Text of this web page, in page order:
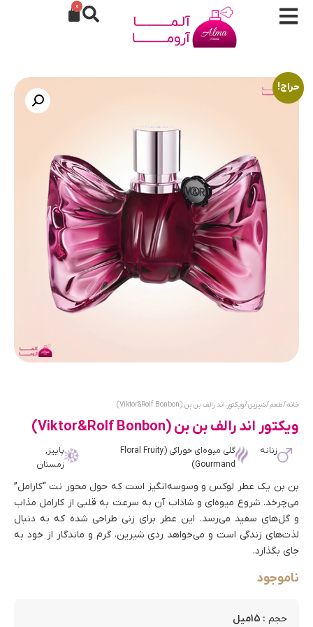
0
حراج!
خانه/طعم/شیرین/ ویکتور اند رالف بن بن (Viktor&Rolf Bonbon)
ویکتور اند رالف بن بن (Viktor&Rolf Bonbon)
زنانه
گلی میوه‌ای خوراکی (Floral Fruity
Gourmand)
پاییز,
زمستان
بن بن یک عطر لوکس و وسوسه‌انگیز است که حول محور نت “کارامل”
می‌چرخد. شروع میوه‌ای و شاداب آن به سرعت به قلبی از کارامل مذاب
و گل‌های سفید می‌رسد. این عطر برای زنی طراحی شده که به دنبال
لذت‌های زندگی است و می‌خواهد ردی شیرین، گرم و ماندگار از خود به
جای بگذارد.
ناموجود
حجم : 15میل